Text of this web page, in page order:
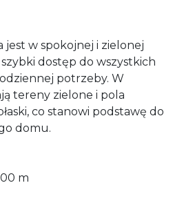
jest w spokojnej i zielonej
dostęp do wszystkich
potrzeby. W
tereny zielone i pola
co stanowi podstawę do
domu.
m